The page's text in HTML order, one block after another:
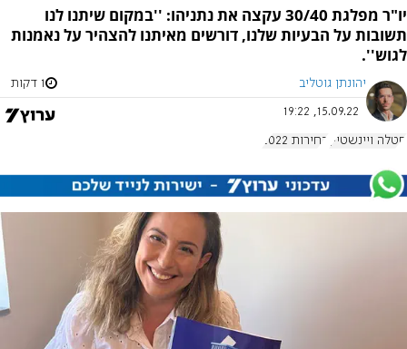
יו"ר מפלגת 30/40 עקצה את נתניהו: ''במקום שיתנו לנו
תשובות על הבעיות שלנו, דורשים מאיתנו להצהיר על נאמנות
לגוש''.
יהונתן גוטליב 1 דקות
15.09.22, 19:22
סטלה ויינשטיין בחירות 2022